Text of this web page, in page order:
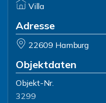
Villa
Adresse
22609 Hamburg
Objektdaten
Objekt-Nr.
3299